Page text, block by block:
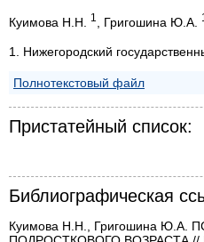
Куимова Н.Н. 1 , Григошина Ю.А. 1
1. Нижегородский
Полнотекстовый файл
Пристатейный список:
Библиографическая
Куимова Н.Н., Григошина